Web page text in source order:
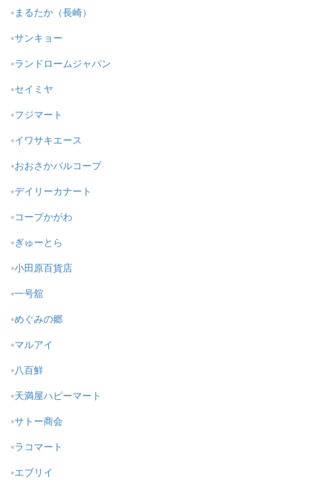
まるたか（長崎）
サンキョー
ランドロームジャパン
セイミヤ
フジマート
イワサキエース
おおさかパルコープ
デイリーカナート
コープかがわ
ぎゅーとら
小田原百貨店
一号舘
めぐみの郷
マルアイ
八百鮮
天満屋ハピーマート
サトー商会
ラコマート
エブリイ